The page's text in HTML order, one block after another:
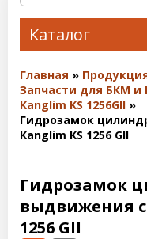
Каталог
Главная
Запчасти для БКМ и
Kanglim KS 1256GII
Гидрозамок
Kanglim KS 1256 GII
Гидрозамок
выдвижения
1256 GII